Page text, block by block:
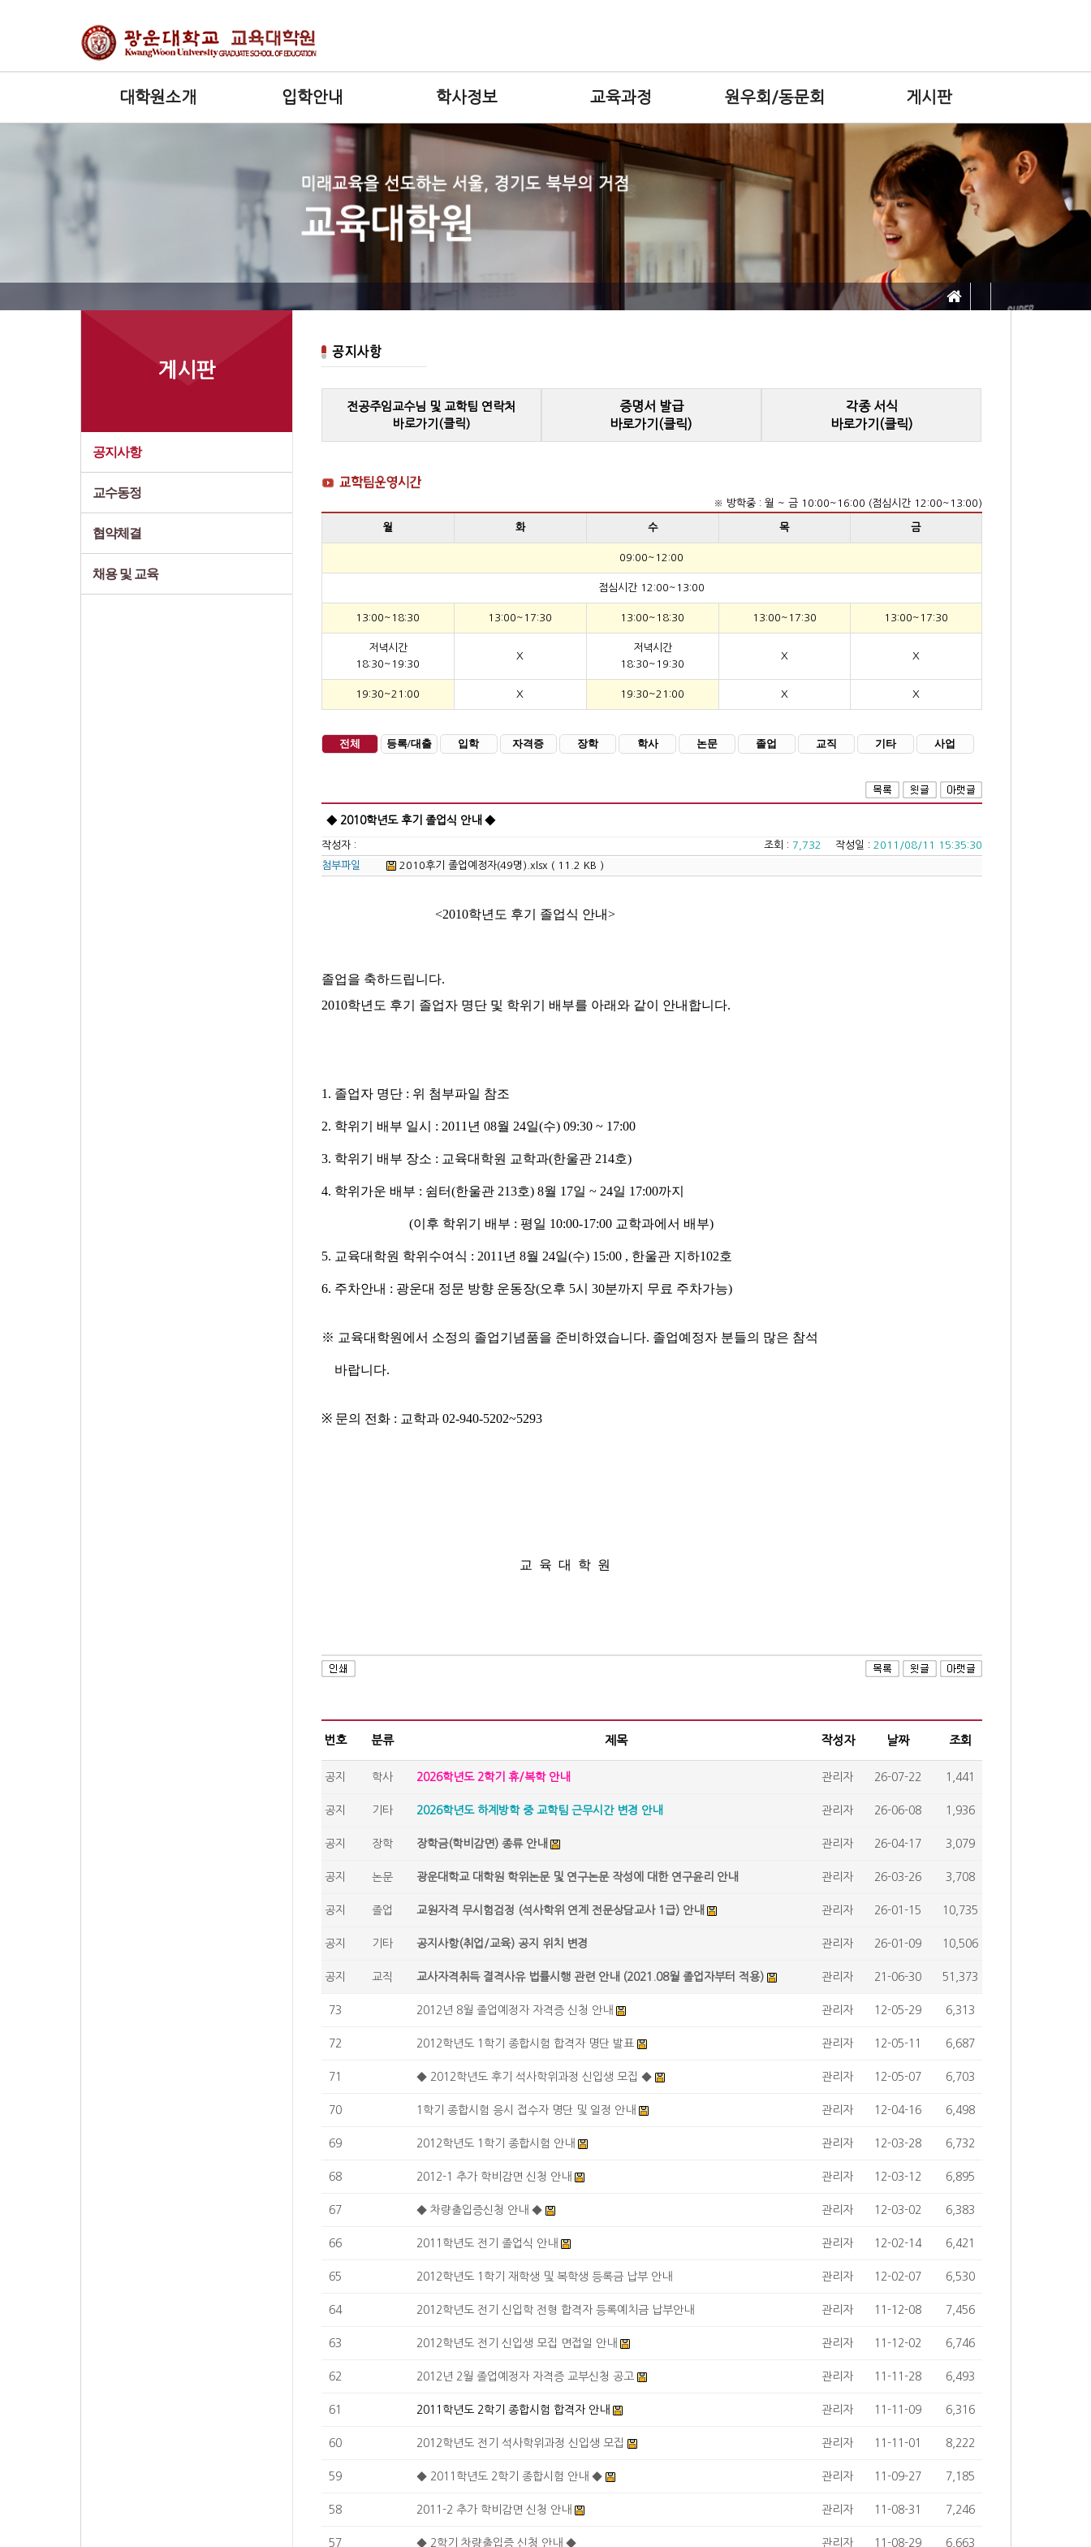
대학원소개 입학안내 학사정보 교육과정 원우회/동문회 게시판
게시판
공지사항
교수동정
협약체결
채용 및 교육
전공주임교수님 및 교학팀 연락처
바로가기(클릭)
증명서 발급
바로가기(클릭)
각종 서식
바로가기(클릭)
※ 방학중 : 월 ~ 금 10:00~16:00 (점심시간 12:00~13:00)
월 화 수 목 금
09:00~12:00
점심시간 12:00~13:00
13:00~18:30 13:00~17:30 13:00~18:30 13:00~17:30 13:00~17:30
저녁시간
18:30~19:30
X
저녁시간
18:30~19:30
X X
19:30~21:00 X 19:30~21:00 X X
전체 등록/대출 입학 자격증 장학 학사 논문 졸업 교직 기타 사업
◆ 2010학년도 후기 졸업식 안내 ◆
작성자 : 조회 : 7,732 작성일 : 2011/08/11 15:35:30
첨부파일
2010후기 졸업예정자(49명).xlsx ( 11.2 KB )
<2010학년도 후기 졸업식 안내>
졸업을 축하드립니다.
2010학년도 후기 졸업자 명단 및 학위기 배부를 아래와 같이 안내합니다.
1. 졸업자 명단: 위 첨부파일 참조
2. 학위기 배부 일시 : 2011 년 08월 24일(수) 09:30 ~ 17:00
3. 학위기 배부 장소 : 교육대학원 교학과(한울관214호)
4. 학위가운 배부 : 쉼터(한울관213호) 8월 17일 ~ 24일 17:00까지
(이후 학위기 배부 : 평일 10:00-17:00 교학과에서 배부)
5. 교육대학원 학위수여식 : 2011 년 8월 24일(수) 15:00 , 한울관 지하102호
6. 주차안내 : 광운대 정문 방향 운동장(오후 5시 30분까지 무료 주차가능)
※ 교육대학원에서 소정의 졸업기념품을 준비하였습니다. 졸업예정자 분들의 많은 참석
바랍니다.
※ 문의 전화: 교학과02-940-5202~5293
교 육 대 학 원
번호 분류 제목 작성자 날짜 조회
공지 학사 2026학년도 2학기 휴/복학 안내 관리자 26-07-22 1,441
공지 기타 2026학년도 하계방학 중 교학팀 근무시간 변경 안내 관리자 26-06-08 1,936
공지 장학 장학금(학비감면) 종류 안내 관리자 26-04-17 3,079
공지 논문 광운대학교 대학원 학위논문 및 연구논문 작성에 대한 연구윤리 안내 관리자 26-03-26 3,708
공지 졸업 교원자격 무시험검정 (석사학위 연계 전문상담교사 1급) 안내 관리자 26-01-15 10,735
공지 기타 공지사항(취업/교육) 공지 위치 변경 관리자 26-01-09 10,506
공지 교직 교사자격취득 결격사유 법률시행 관련 안내 (2021.08월 졸업자부터 적용) 관리자 21-06-30 51,373
73 2012년 8월 졸업예정자 자격증 신청 안내 관리자 12-05-29 6,313
72 2012학년도 1학기 종합시험 합격자 명단 발표 관리자 12-05-11 6,687
71 ◆ 2012학년도 후기 석사학위과정 신입생 모집 ◆ 관리자 12-05-07 6,703
70 1학기 종합시험 응시 접수자 명단 및 일정 안내 관리자 12-04-16 6,498
69 2012학년도 1학기 종합시험 안내 관리자 12-03-28 6,732
68 2012-1 추가 학비감면 신청 안내 관리자 12-03-12 6,895
67 ◆ 차량출입증신청 안내 ◆ 관리자 12-03-02 6,383
66 2011학년도 전기 졸업식 안내 관리자 12-02-14 6,421
65 2012학년도 1학기 재학생 및 복학생 등록금 납부 안내 관리자 12-02-07 6,530
64 2012학년도 전기 신입학 전형 합격자 등록예치금 납부안내 관리자 11-12-08 7,456
63 2012학년도 전기 신입생 모집 면접일 안내 관리자 11-12-02 6,746
62 2012년 2월 졸업예정자 자격증 교부신청 공고 관리자 11-11-28 6,493
61 2011학년도 2학기 종합시험 합격자 안내 관리자 11-11-09 6,316
60 2012학년도 전기 석사학위과정 신입생 모집 관리자 11-11-01 8,222
59 ◆ 2011학년도 2학기 종합시험 안내 ◆ 관리자 11-09-27 7,185
58 2011-2 추가 학비감면 신청 안내 관리자 11-08-31 7,246
57 ◆ 2학기 차량출입증 신청 안내 ◆ 관리자 11-08-29 6,663